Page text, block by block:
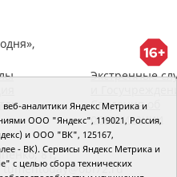
Экстренные
Сведения об
организации
81,
аналитики Яндекс Метрика и
ООО "Яндекс", 119021, Россия,
и ООО "ВК", 125167,
- ВК). Сервисы Яндекс Метрика и
с целью сбора технических